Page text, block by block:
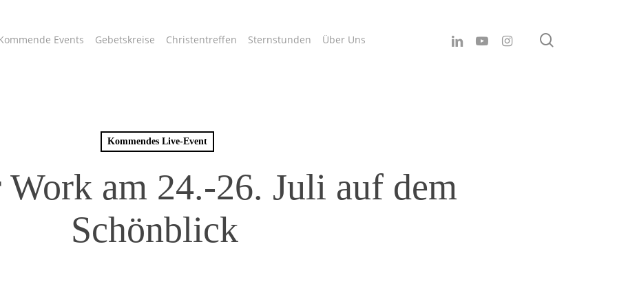
Events Gebetskreise Christentreffen Sternstunden Über Uns linkedinyoutubeinstagram
Kommendes Live-Event
am 24.-26. Juli auf dem
Schönblick